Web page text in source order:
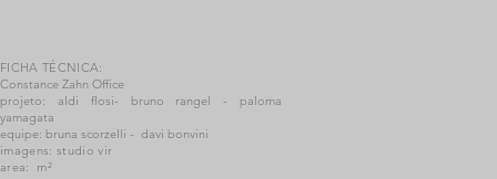
FICHA TÉCNICA:
Constance Zahn Office
projeto: aldi flosi- bruno rangel - paloma
yamagata
equipe: bruna scorzelli - davi bonvini
imagens: studio vir
area: m²